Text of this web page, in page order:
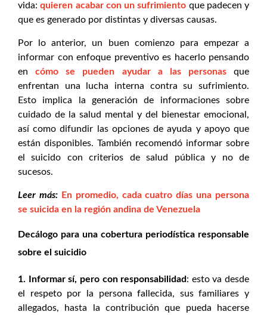
vida:quieren acabar con un sufrimiento que padecen y
que es generado por distintas y diversas causas.
Por lo anterior, un buen comienzo para empezar a
informar con enfoque preventivo es hacerlo pensando
encómo se pueden ayudar a las personasque
enfrentan una lucha interna contra su sufrimiento.
Esto implica la generación de informaciones sobre
cuidado de la salud mental y del bienestar emocional,
así como difundir las opciones de ayuda y apoyo que
están disponibles. También recomendó informar sobre
el suicido con criterios de salud pública y no de
sucesos.
Leer más: En promedio, cada cuatro días una persona
se suicida en la región andina de Venezuela
Decálogo para una cobertura periodística responsable
sobre el suicidio
1. Informar sí, pero con responsabilidad: esto va desde
el respeto por la persona fallecida, sus familiares y
allegados, hasta la contribución que pueda hacerse